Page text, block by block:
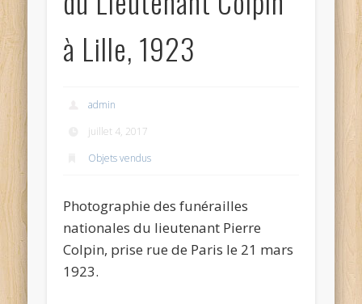
à Lille, 1923
admin
juillet 4, 2017
Objets vendus
Photographie des funérailles
nationales du lieutenant Pierre
Colpin, prise rue de Paris le 21 mars
1923.